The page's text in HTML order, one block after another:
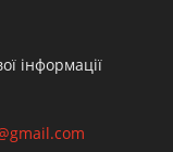
інформації